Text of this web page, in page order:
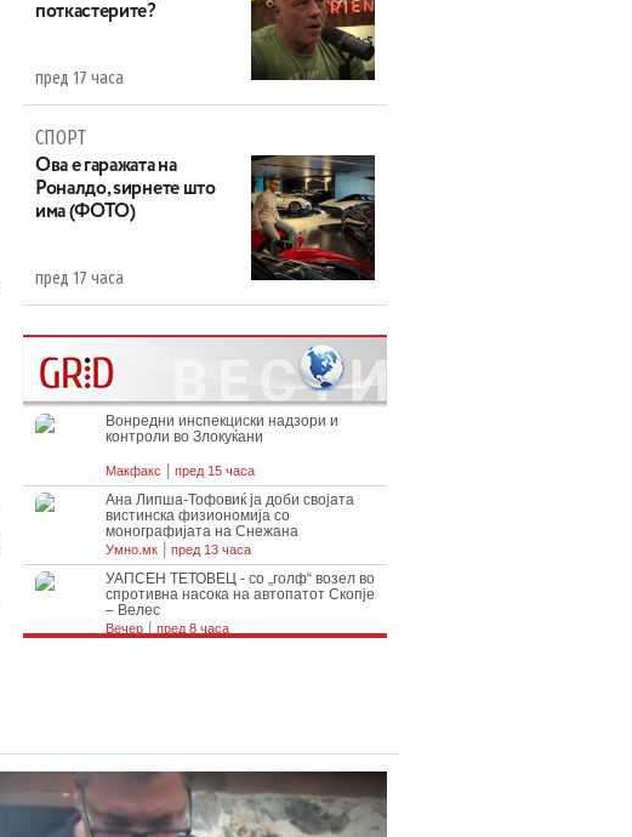
поткастерите?
пред 17 часа
СПОРТ
Ова е гаражата на
Роналдо, ѕирнете што
има (ФОТО)
пред 17 часа